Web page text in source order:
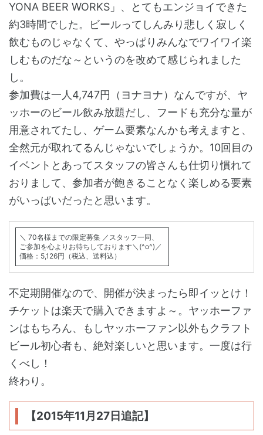
YONA BEER WORKS」、とてもエンジョイできた
約3時間でした。ビールってしんみり悲しく寂しく
飲むものじゃなくて、やっぱりみんなでワイワイ楽
しむものだな～というのを改めて感じられました
し。
参加費は一人4,747円（ヨナヨナ）なんですが、ヤ
ッホーのビール飲み放題だし、フードも充分な量が
用意されてたし、ゲーム要素なんかも考えますと、
全然元が取れてるんじゃないでしょうか。10回目の
イベントとあってスタッフの皆さんも仕切り慣れて
おりまして、参加者が飽きることなく楽しめる要素
がいっぱいだったと思います。
＼ 70名様までの限定募集 ／スタッフ一同、
ご参加を心よりお待ちしております＼(^o^)／
価格：5,126円（税込、送料込）
不定期開催なので、開催が決まったら即イッとけ！
チケットは楽天で購入できますよ～。ヤッホーファ
ンはもちろん、もしヤッホーファン以外もクラフト
ビール初心者も、絶対楽しいと思います。一度は行
くべし！
終わり。
【2015年11月27日追記】